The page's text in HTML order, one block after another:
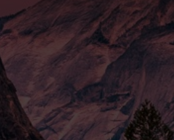
Уход за изделиями
СЕРВИС
Размерная сетка
Обмен и возврат